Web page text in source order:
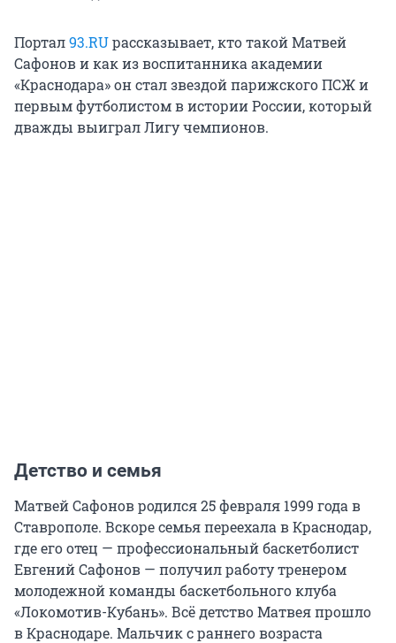
Портал93.RUрассказывает, кто такой Матвей
Сафонов и как из воспитанника академии
«Краснодара» он стал звездой парижского ПСЖ и
первым футболистом в истории России, который
дважды выиграл Лигу чемпионов.
Детство и семья
Матвей Сафонов родился 25 февраля 1999 года в
Ставрополе. Вскоре семья переехала в Краснодар,
где его отец — профессиональный баскетболист
Евгений Сафонов — получил работу тренером
молодежной команды баскетбольного клуба
«Локомотив-Кубань». Всё детство Матвея прошло
в Краснодаре. Мальчик с раннего возраста